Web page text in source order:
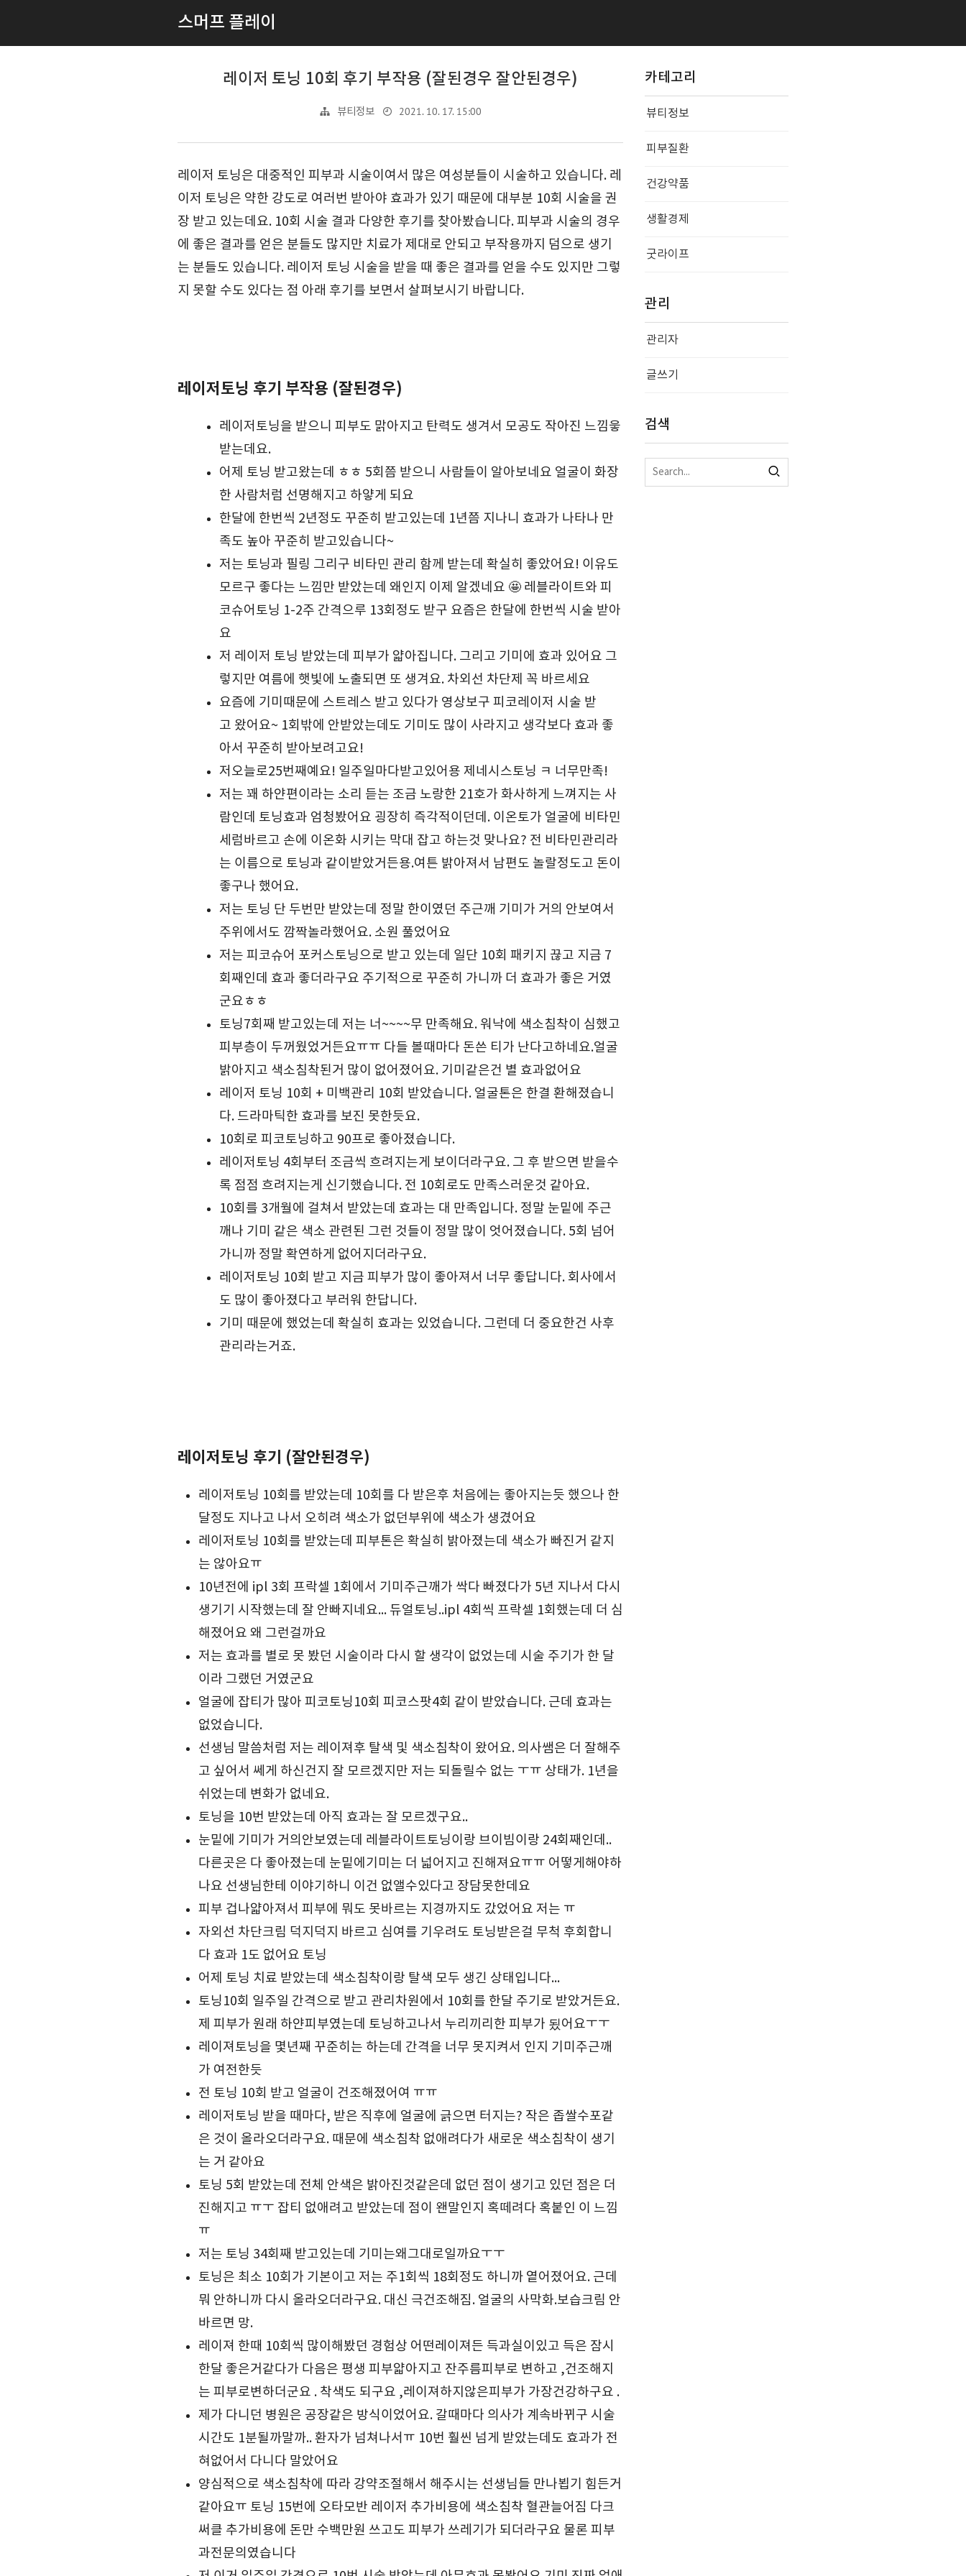
스머프 플레이
레이저 토닝 10회 후기 부작용 (잘된경우 잘안된경우)
뷰티정보 2021. 10. 17. 15:00
레이저 토닝은 대중적인 피부과 시술이여서 많은 여성분들이 시술하고 있습니다. 레
이저 토닝은 약한 강도로 여러번 받아야 효과가 있기 때문에 대부분 10회 시술을 권
장 받고 있는데요. 10회 시술 결과 다양한 후기를 찾아봤습니다. 피부과 시술의 경우
에 좋은 결과를 얻은 분들도 많지만 치료가 제대로 안되고 부작용까지 덤으로 생기
는 분들도 있습니다. 레이저 토닝 시술을 받을 때 좋은 결과를 얻을 수도 있지만 그렇
지 못할 수도 있다는 점 아래 후기를 보면서 살펴보시기 바랍니다.
레이저토닝 후기 부작용 (잘된경우)
레이저토닝을 받으니 피부도 맑아지고 탄력도 생겨서 모공도 작아진 느낌읗
받는데요.
어제 토닝 받고왔는데 ㅎㅎ 5회쯤 받으니 사람들이 알아보네요 얼굴이 화장
한 사람처럼 선명해지고 하얗게 되요
한달에 한번씩 2년정도 꾸준히 받고있는데 1년쯤 지나니 효과가 나타나 만
족도 높아 꾸준히 받고있습니다~
저는 토닝과 필링 그리구 비타민 관리 함께 받는데 확실히 좋았어요! 이유도
모르구 좋다는 느낌만 받았는데 왜인지 이제 알겠네요 🤩 레블라이트와 피
코슈어토닝 1-2주 간격으루 13회정도 받구 요즘은 한달에 한번씩 시술 받아
요
저 레이저 토닝 받았는데 피부가 얇아집니다. 그리고 기미에 효과 있어요 그
렇지만 여름에 햇빛에 노출되면 또 생겨요. 차외선 차단제 꼭 바르세요
요즘에 기미때문에 스트레스 받고 있다가 영상보구 피코레이저 시술 받
고 왔어요~ 1회밖에 안받았는데도 기미도 많이 사라지고 생각보다 효과 좋
아서 꾸준히 받아보려고요!
저오늘로25번째예요! 일주일마다받고있어용 제네시스토닝 ㅋ 너무만족!
저는 꽤 하얀편이라는 소리 듣는 조금 노랑한 21호가 화사하게 느껴지는 사
람인데 토닝효과 엄청봤어요 굉장히 즉각적이던데. 이온토가 얼굴에 비타민
세럼바르고 손에 이온화 시키는 막대 잡고 하는것 맞나요? 전 비타민관리라
는 이름으로 토닝과 같이받았거든용.여튼 밝아져서 남편도 놀랄정도고 돈이
좋구나 했어요.
저는 토닝 단 두번만 받았는데 정말 한이였던 주근깨 기미가 거의 안보여서
주위에서도 깜짝놀라했어요. 소원 풀었어요
저는 피코슈어 포커스토닝으로 받고 있는데 일단 10회 패키지 끊고 지금 7
회째인데 효과 좋더라구요 주기적으로 꾸준히 가니까 더 효과가 좋은 거였
군요ㅎㅎ
토닝7회째 받고있는데 저는 너~~~~무 만족해요. 워낙에 색소침착이 심했고
피부층이 두꺼웠었거든요ㅠㅠ 다들 볼때마다 돈쓴 티가 난다고하네요.얼굴
밝아지고 색소침착된거 많이 없어졌어요. 기미같은건 별 효과없어요
레이저 토닝 10회 + 미백관리 10회 받았습니다. 얼굴톤은 한결 환해졌습니
다. 드라마틱한 효과를 보진 못한듯요.
10회로 피코토닝하고 90프로 좋아졌습니다.
레이저토닝 4회부터 조금씩 흐려지는게 보이더라구요. 그 후 받으면 받을수
록 점점 흐려지는게 신기했습니다. 전 10회로도 만족스러운것 같아요.
10회를 3개월에 걸쳐서 받았는데 효과는 대 만족입니다. 정말 눈밑에 주근
깨나 기미 같은 색소 관련된 그런 것들이 정말 많이 엇어졌습니다. 5회 넘어
가니까 정말 확연하게 없어지더라구요.
레이저토닝 10회 받고 지금 피부가 많이 좋아져서 너무 좋답니다. 회사에서
도 많이 좋아졌다고 부러워 한답니다.
기미 때문에 했었는데 확실히 효과는 있었습니다. 그런데 더 중요한건 사후
관리라는거죠.
레이저토닝 후기 (잘안된경우)
레이저토닝 10회를 받았는데 10회를 다 받은후 처음에는 좋아지는듯 했으나 한
달정도 지나고 나서 오히려 색소가 없던부위에 색소가 생겼어요
레이저토닝 10회를 받았는데 피부톤은 확실히 밝아졌는데 색소가 빠진거 같지
는 않아요ㅠ
10년전에 ipl 3회 프락셀 1회에서 기미주근깨가 싹다 빠졌다가 5년 지나서 다시
생기기 시작했는데 잘 안빠지네요... 듀얼토닝..ipl 4회씩 프락셀 1회했는데 더 심
해졌어요 왜 그런걸까요
저는 효과를 별로 못 봤던 시술이라 다시 할 생각이 없었는데 시술 주기가 한 달
이라 그랬던 거였군요
얼굴에 잡티가 많아 피코토닝10회 피코스팟4회 같이 받았습니다. 근데 효과는
없었습니다.
선생님 말씀처럼 저는 레이져후 탈색 및 색소침착이 왔어요. 의사쌤은 더 잘해주
고 싶어서 쎄게 하신건지 잘 모르겠지만 저는 되돌릴수 없는 ㅜㅠ 상태가. 1년을
쉬었는데 변화가 없네요.
토닝을 10번 받았는데 아직 효과는 잘 모르겠구요..
눈밑에 기미가 거의안보였는데 레블라이트토닝이랑 브이빔이랑 24회째인데..
다른곳은 다 좋아졌는데 눈밑에기미는 더 넓어지고 진해져요ㅠㅠ 어떻게해야하
나요 선생님한테 이야기하니 이건 없앨수있다고 장담못한데요
피부 겁나얇아져서 피부에 뭐도 못바르는 지경까지도 갔었어요 저는 ㅠ
자외선 차단크림 덕지덕지 바르고 심여를 기우려도 토닝받은걸 무척 후회합니
다 효과 1도 없어요 토닝
어제 토닝 치료 받았는데 색소침착이랑 탈색 모두 생긴 상태입니다...
토닝10회 일주일 간격으로 받고 관리차원에서 10회를 한달 주기로 받았거든요.
제 피부가 원래 하얀피부였는데 토닝하고나서 누리끼리한 피부가 됬어요ㅜㅜ
레이져토닝을 몇년째 꾸준히는 하는데 간격을 너무 못지켜서 인지 기미주근깨
가 여전한듯
전 토닝 10회 받고 얼굴이 건조해졌어여 ㅠㅠ
레이저토닝 받을 때마다, 받은 직후에 얼굴에 긁으면 터지는? 작은 좁쌀수포같
은 것이 올라오더라구요. 때문에 색소침착 없애려다가 새로운 색소침착이 생기
는 거 같아요
토닝 5회 받았는데 전체 안색은 밝아진것같은데 없던 점이 생기고 있던 점은 더
진해지고 ㅠㅜ 잡티 없애려고 받았는데 점이 왠말인지 혹떼려다 혹붙인 이 느낌
ㅠ
저는 토닝 34회째 받고있는데 기미는왜그대로일까요ㅜㅜ
토닝은 최소 10회가 기본이고 저는 주1회씩 18회정도 하니까 옅어졌어요. 근데
뭐 안하니까 다시 올라오더라구요. 대신 극건조해짐. 얼굴의 사막화.보습크림 안
바르면 망.
레이져 한때 10회씩 많이해봤던 경험상 어떤레이져든 득과실이있고 득은 잠시
한달 좋은거같다가 다음은 평생 피부얇아지고 잔주름피부로 변하고 ,건조해지
는 피부로변하더군요 . 착색도 되구요 ,레이져하지않은피부가 가장건강하구요 .
제가 다니던 병원은 공장같은 방식이었어요. 갈때마다 의사가 계속바뀌구 시술
시간도 1분될까말까.. 환자가 넘쳐나서ㅠ 10번 훨씬 넘게 받았는데도 효과가 전
혀없어서 다니다 말았어요
양심적으로 색소침착에 따라 강약조절해서 해주시는 선생님들 만나뵙기 힘든거
같아요ㅠ 토닝 15번에 오타모반 레이저 추가비용에 색소침착 혈관늘어짐 다크
써클 추가비용에 돈만 수백만원 쓰고도 피부가 쓰레기가 되더라구요 물론 피부
과전문의였습니다
카테고리
뷰티정보
피부질환
건강약품
생활경제
굿라이프
관리
관리자
글쓰기
검색